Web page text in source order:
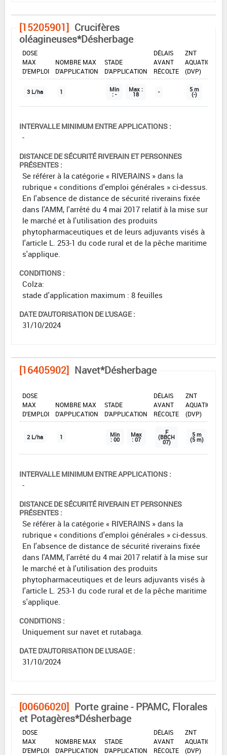
[15205901] Crucifères
oléagineuses*Désherbage
DOSE
MAX
D'EMPLOI
NOMBRE MAX
D'APPLICATION
STADE
D'APPLICATION
DÉLAIS
AVANT
RÉCOLTE
ZNT
AQUATIQUE
(DVP)
3 L/ha 1 Min
: -
Max :
18 - 5 m
(-)
INTERVALLE MINIMUM ENTRE APPLICATIONS :
-
DISTANCE DE SÉCURITÉ RIVERAIN ET PERSONNES
PRÉSENTES :
Se référer à la catégorie « RIVERAINS » dans la
rubrique « conditions d'emploi générales » ci-dessus.
En l'absence de distance de sécurité riverains fixée
dans l'AMM, l'arrêté du 4 mai 2017 relatif à la mise sur
le marché et à l'utilisation des produits
phytopharmaceutiques et de leurs adjuvants visés à
l'article L. 253-1 du code rural et de la pêche maritime
s'applique.
CONDITIONS :
Colza:
stade d'application maximum : 8 feuilles
DATE D'AUTORISATION DE L'USAGE :
31/10/2024
[16405902] Navet*Désherbage
DOSE
MAX
D'EMPLOI
NOMBRE MAX
D'APPLICATION
STADE
D'APPLICATION
DÉLAIS
AVANT
RÉCOLTE
ZNT
AQUATIQUE
(DVP)
2 L/ha 1 Min
: 00
Max
: 07
F
(BBCH
07)
5 m
(5 m)
INTERVALLE MINIMUM ENTRE APPLICATIONS :
-
DISTANCE DE SÉCURITÉ RIVERAIN ET PERSONNES
PRÉSENTES :
Se référer à la catégorie « RIVERAINS » dans la
rubrique « conditions d'emploi générales » ci-dessus.
En l'absence de distance de sécurité riverains fixée
dans l'AMM, l'arrêté du 4 mai 2017 relatif à la mise sur
le marché et à l'utilisation des produits
phytopharmaceutiques et de leurs adjuvants visés à
l'article L. 253-1 du code rural et de la pêche maritime
s'applique.
CONDITIONS :
Uniquement sur navet et rutabaga.
DATE D'AUTORISATION DE L'USAGE :
31/10/2024
[00606020] Porte graine - PPAMC, Florales
et Potagères*Désherbage
DOSE
MAX
D'EMPLOI
NOMBRE MAX
D'APPLICATION
STADE
D'APPLICATION
DÉLAIS
AVANT
RÉCOLTE
ZNT
AQUATIQUE
(DVP)